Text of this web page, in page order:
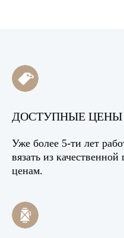
ДОСТУПНЫЕ ЦЕНЫ
Уже более 5-ти лет
вязать из
ценам.